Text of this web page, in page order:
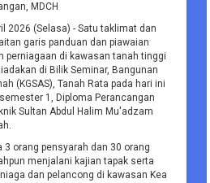
MDCH
2026 (Selasa) - Satu taklimat dan
garis panduan dan piawaian
perniagaan di kawasan tanah tinggi
di Bilik Seminar, Bangunan
(KGSAS), Tanah Rata pada hari ini
1, Diploma Perancangan
Sultan Abdul Halim Mu'adzam
3 orang pensyarah dan 30 orang
menjalani kajian tapak serta
dan pelancong di kawasan Kea